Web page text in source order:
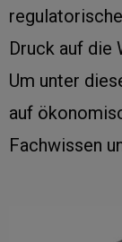
Druck auf die
Um unter
auf
Fachwissen